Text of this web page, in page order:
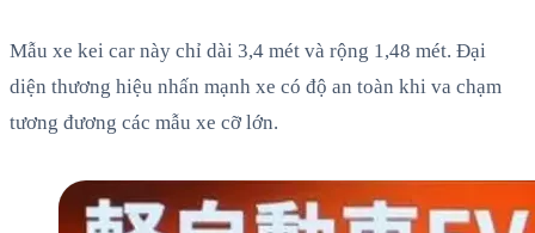
Mẫu xe kei car này chỉ dài 3,4 mét và rộng 1,48 mét. Đại
diện thương hiệu nhấn mạnh xe có độ an toàn khi va chạm
tương đương các mẫu xe cỡ lớn.